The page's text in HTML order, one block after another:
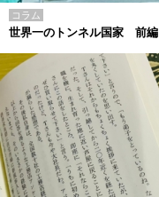
コラム
世界一のトンネル国家 前編